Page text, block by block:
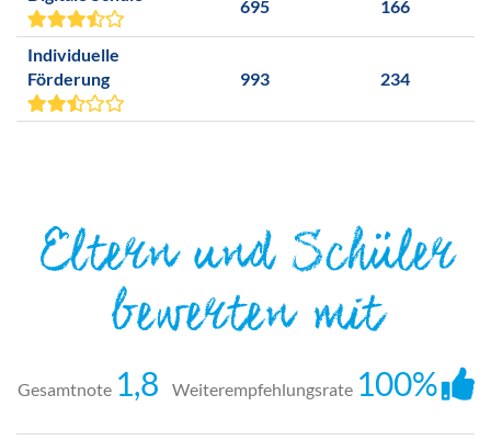
695 166
Individuelle
Förderung
993 234
Eltern und Schüler
bewerten mit
Gesamtnote 1,8 Weiterempfehlungsrate 100%